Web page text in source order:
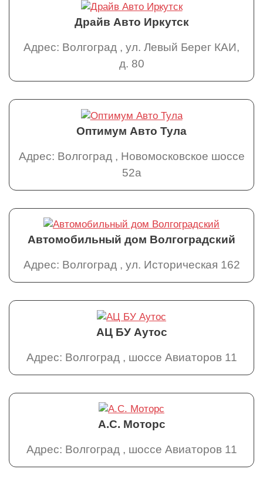
Драйв Авто Иркутск
Адрес: Волгоград , ул. Левый Берег КАИ,
д. 80
Оптимум Авто Тула
Адрес: Волгоград , Новомосковское шоссе
52а
Автомобильный дом Волгоградский
Адрес: Волгоград , ул. Историческая 162
АЦ БУ Аутос
Адрес: Волгоград , шоссе Авиаторов 11
А.С. Моторс
Адрес: Волгоград , шоссе Авиаторов 11